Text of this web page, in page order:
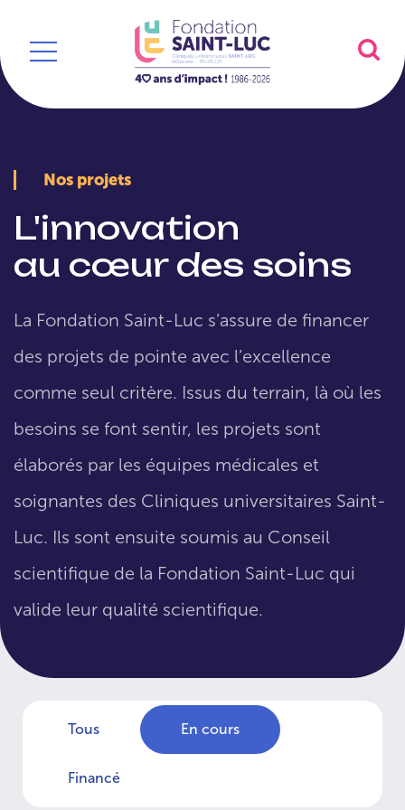
Nos projets
L'innovation
au cœur des soins
La Fondation Saint-Luc s’assure de financer
des projets de pointe avec l’excellence
comme seul critère. Issus du terrain, là où les
besoins se font sentir, les projets sont
élaborés par les équipes médicales et
soignantes des Cliniques universitaires Saint-
Luc. Ils sont ensuite soumis au Conseil
scientifique de la Fondation Saint-Luc qui
valide leur qualité scientifique.
Tous En cours
Financé